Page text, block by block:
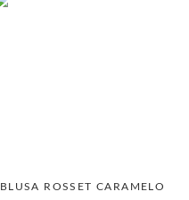
BLUSA ROSSET CARAMELO